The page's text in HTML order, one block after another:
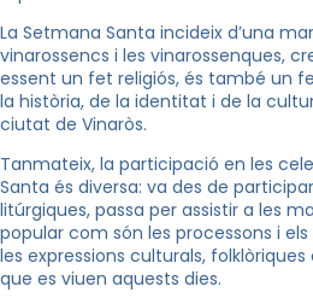
La Setmana Santa incideix d’una
vinarossencs i les vinarossenques,
essent un fet religiós, és també un
la història, de la identitat i de la
ciutat de Vinaròs.
Tanmateix, la participació en les
Santa és diversa: va des de
litúrgiques, passa per assistir a les
popular com són les processons i
les expressions culturals,
que es viuen aquests dies.